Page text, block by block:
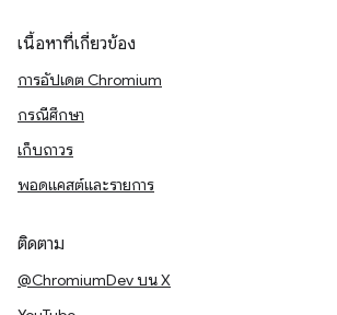
เนื้อหาที่เกี่ยวข้อง
การอัปเดต Chromium
กรณีศึกษา
เก็บถาวร
พอดแคสต์และรายการ
ติดตาม
@ChromiumDev บน X